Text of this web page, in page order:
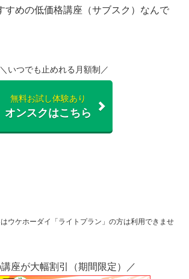
すめの低価格講座（サブスク）なんで
＼いつでも止めれる月額制／
無料お試し体験あり
オンスクはこちら
ウケホーダイ「ライトプラン」の方は利用できませ
座が大幅割引（期間限定）／